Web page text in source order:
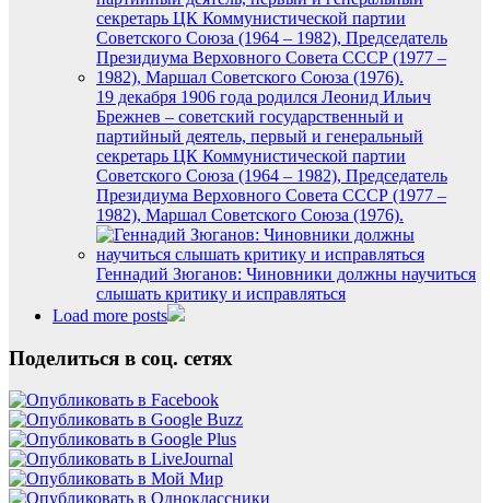
19 декабря 1906 года родился Леонид Ильич
Брежнев – советский государственный и
партийный деятель, первый и генеральный
секретарь ЦК Коммунистической партии
Советского Союза (1964 – 1982), Председатель
Президиума Верховного Совета СССР (1977 –
1982), Маршал Советского Союза (1976).
Геннадий Зюганов: Чиновники должны научиться
слышать критику и исправляться
Load more posts
Поделиться в соц. сетях